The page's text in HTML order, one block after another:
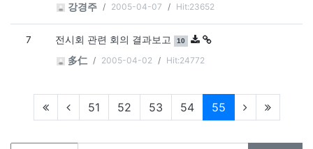
강경주
2005-04-07 Hit:23652
7 전시회 관련 회의 결과보고 댓글
10 개
多仁 2005-04-02 Hit:24772
51 52 53 54 55현재페이지